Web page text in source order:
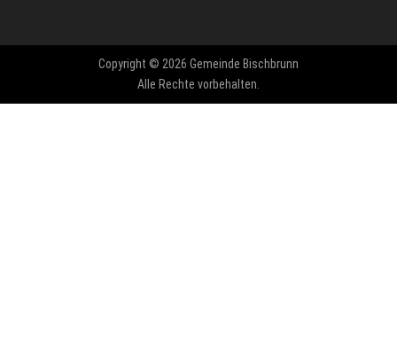
Copyright © 2026 Gemeinde Bischbrunn
Alle Rechte vorbehalten.